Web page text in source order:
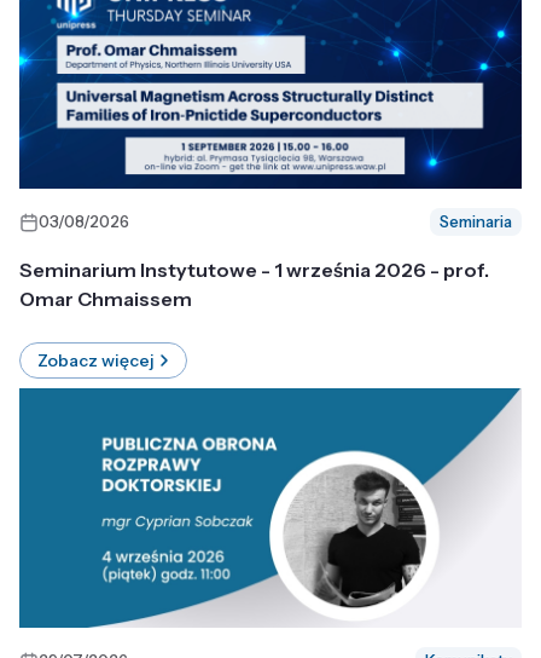
03/08/2026 Seminaria
Seminarium Instytutowe - 1 września 2026 - prof.
Omar Chmaissem
Zobacz więcej